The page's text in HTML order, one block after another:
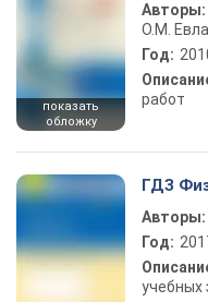
показать
обложку
Авторы:
О.М.
Год:
работ
ГДЗ
Авторы:
Год:
учебных